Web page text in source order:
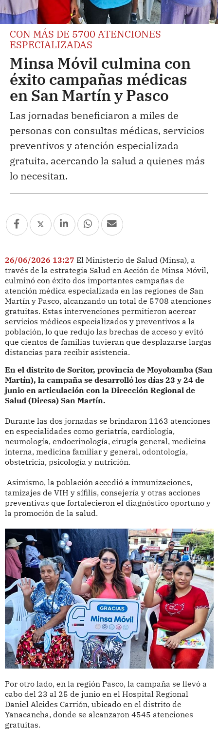
CON MÁS DE 5700 ATENCIONES
ESPECIALIZADAS
Minsa Móvil culmina con
éxito campañas médicas
en San Martín y Pasco
Las jornadas beneficiaron a miles de
personas con consultas médicas, servicios
preventivos y atención especializada
gratuita, acercando la salud a quienes más
lo necesitan.
26/06/2026 13:27 El Ministerio de Salud (Minsa), a
través de la estrategia Salud en Acción de Minsa Móvil,
culminó con éxito dos importantes campañas de
atención médica especializada en las regiones de San
Martín y Pasco, alcanzando un total de 5708 atenciones
gratuitas. Estas intervenciones permitieron acercar
servicios médicos especializados y preventivos a la
población, lo que redujo las brechas de acceso y evitó
que cientos de familias tuvieran que desplazarse largas
distancias para recibir asistencia.
En el distrito de Soritor, provincia de Moyobamba (San
Martín), la campaña se desarrolló los días 23 y 24 de
junio en articulación con la Dirección Regional de
Salud (Diresa) San Martín.
Durante las dos jornadas se brindaron 1163 atenciones
en especialidades como geriatría, cardiología,
neumología, endocrinología, cirugía general, medicina
interna, medicina familiar y general, odontología,
obstetricia, psicología y nutrición.
Asimismo, la población accedió a inmunizaciones,
tamizajes de VIH y sífilis, consejería y otras acciones
preventivas que fortalecieron el diagnóstico oportuno y
la promoción de la salud.
Por otro lado, en la región Pasco, la campaña se llevó a
cabo del 23 al 25 de junio en el Hospital Regional
Daniel Alcides Carrión, ubicado en el distrito de
Yanacancha, donde se alcanzaron 4545 atenciones
gratuitas.